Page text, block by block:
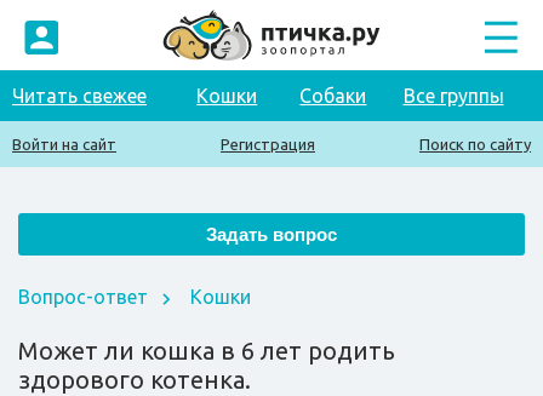
Читать свежее Кошки Собаки Все группы
Войти на сайт Регистрация Поиск по сайту
Вопрос-ответ Кошки
Может ли кошка в 6 лет родить
здорового котенка.